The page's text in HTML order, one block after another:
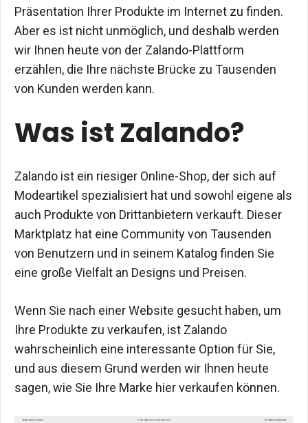
Präsentation Ihrer Produkte im Internet zu finden.
Aber es ist nicht unmöglich, und deshalb werden
wir Ihnen heute von der Zalando-Plattform
erzählen, die Ihre nächste Brücke zu Tausenden
von Kunden werden kann.
Was ist Zalando?
Zalando ist ein riesiger Online-Shop, der sich auf
Modeartikel spezialisiert hat und sowohl eigene als
auch Produkte von Drittanbietern verkauft. Dieser
Marktplatz hat eine Community von Tausenden
von Benutzern und in seinem Katalog finden Sie
eine große Vielfalt an Designs und Preisen.
Wenn Sie nach einer Website gesucht haben, um
Ihre Produkte zu verkaufen, ist Zalando
wahrscheinlich eine interessante Option für Sie,
und aus diesem Grund werden wir Ihnen heute
sagen, wie Sie Ihre Marke hier verkaufen können.